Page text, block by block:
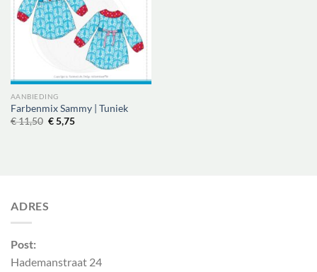
AANBIEDING
Farbenmix Sammy | Tuniek
€11,50 Oorspronkelijke
prijs
€5,75Huidige
ADRES
Post:
Hademanstraat 24